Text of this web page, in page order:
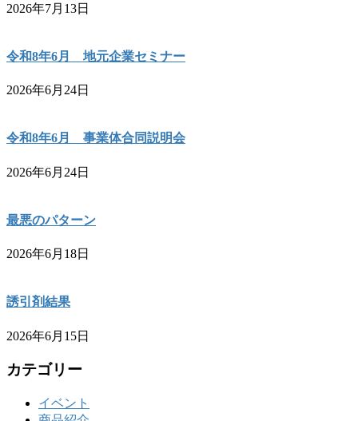
2026年7月13日
令和8年6月 地元企業セミナー
2026年6月24日
令和8年6月 事業体合同説明会
2026年6月24日
最悪のパターン
2026年6月18日
誘引剤結果
2026年6月15日
カテゴリー
イベント